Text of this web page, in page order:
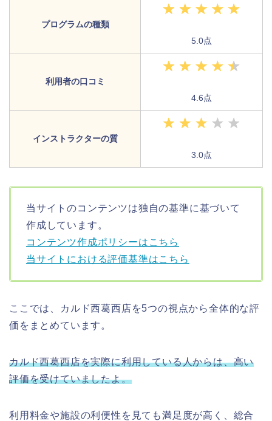
プログラムの種類
5.0点
利用者の口コミ
4.6点
インストラクターの質
3.0点
当サイトのコンテンツは独自の基準に基づいて
作成しています。
コンテンツ作成ポリシーはこちら
当サイトにおける評価基準はこちら
ここでは、カルド西葛西店を5つの視点から全体的な評
価をまとめています。
カルド西葛西店を実際に利用している人からは、高い
評価を受けていましたよ。
利用料金や施設の利便性を見ても満足度が高く、総合